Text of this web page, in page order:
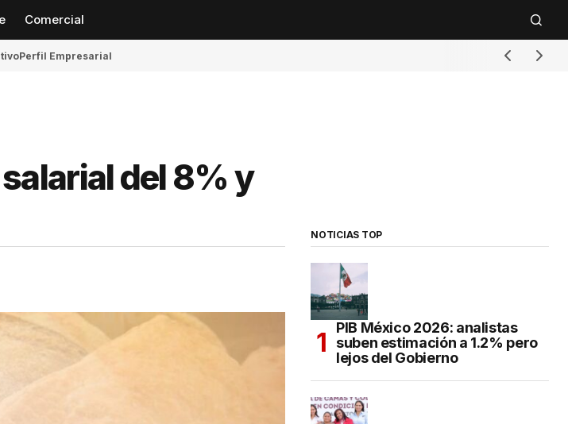
Comercial
Perfil Empresarial
del 8% y
NOTICIAS TOP
PIB México 2026: analistas
suben estimación a 1.2% pero
lejos del Gobierno